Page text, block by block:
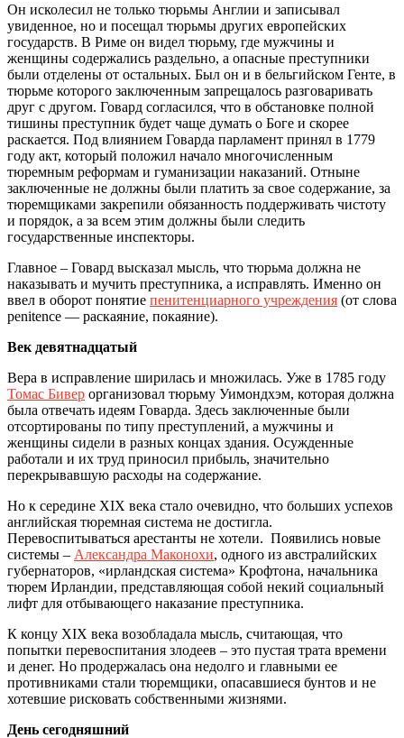
Он исколесил не только тюрьмы Англии и записывал
увиденное, но и посещал тюрьмы других европейских
государств. В Риме он видел тюрьму, где мужчины и
женщины содержались раздельно, а опасные преступники
были отделены от остальных. Был он и в бельгийском Генте, в
тюрьме которого заключенным запрещалось разговаривать
друг с другом. Говард согласился, что в обстановке полной
тишины преступник будет чаще думать о Боге и скорее
раскается. Под влиянием Говарда парламент принял в 1779
году акт, который положил начало многочисленным
тюремным реформам и гуманизации наказаний. Отныне
заключенные не должны были платить за свое содержание, за
тюремщиками закрепили обязанность поддерживать чистоту
и порядок, а за всем этим должны были следить
государственные инспекторы.
Главное – Говард высказал мысль, что тюрьма должна не
наказывать и мучить преступника, а исправлять. Именно он
ввел в оборот понятие пенитенциарного учреждения (от слова
penitence — раскаяние, покаяние).
Век девятнадцатый
Вера в исправление ширилась и множилась. Уже в 1785 году
Томас Бивер организовал тюрьму Уимондхэм, которая должна
была отвечать идеям Говарда. Здесь заключенные были
отсортированы по типу преступлений, а мужчины и
женщины сидели в разных концах здания. Осужденные
работали и их труд приносил прибыль, значительно
перекрывавшую расходы на содержание.
Но к середине XIX века стало очевидно, что больших успехов
английская тюремная система не достигла.
Перевоспитываться арестанты не хотели. Появились новые
системы – Александра Маконохи, одного из австралийских
губернаторов, «ирландская система» Крофтона, начальника
тюрем Ирландии, представляющая собой некий социальный
лифт для отбывающего наказание преступника.
К концу XIX века возобладала мысль, считающая, что
попытки перевоспитания злодеев – это пустая трата времени
и денег. Но продержалась она недолго и главными ее
противниками стали тюремщики, опасавшиеся бунтов и не
хотевшие рисковать собственными жизнями.
День сегодняшний